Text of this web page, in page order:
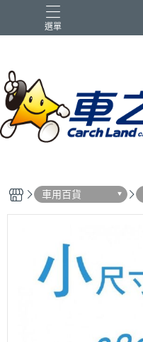
選單
車用百貨